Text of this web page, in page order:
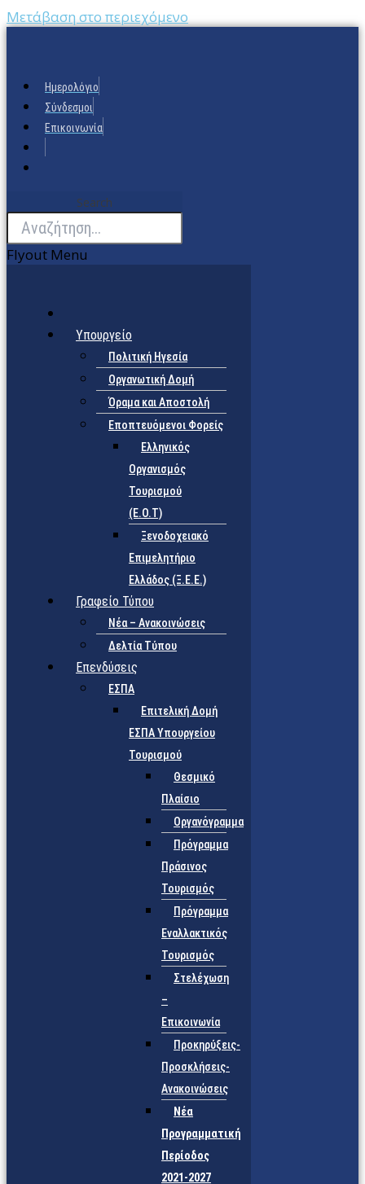
Μετάβαση στο περιεχόμενο
Ημερολόγιο
Σύνδεσμοι
Επικοινωνία
Search
Flyout Menu
Υπουργείο
Πολιτική Ηγεσία
Οργανωτική Δομή
Όραμα και Αποστολή
Εποπτευόμενοι Φορείς
Eλληνικός
Οργανισμός
Τουρισμού
(Ε.Ο.Τ)
Ξενοδοχειακό
Επιμελητήριο
Ελλάδος (Ξ.Ε.Ε.)
Γραφείο Τύπου
Νέα – Ανακοινώσεις
Δελτία Τύπου
Επενδύσεις
ΕΣΠΑ
Επιτελική Δομή
ΕΣΠΑ Υπουργείου
Τουρισμού
Θεσμικό
Πλαίσιο
Οργανόγραμμα
Πρόγραμμα
Πράσινος
Τουρισμός
Πρόγραμμα
Εναλλακτικός
Τουρισμός
Στελέχωση
–
Επικοινωνία
Προκηρύξεις-
Προσκλήσεις-
Ανακοινώσεις
Νέα
Προγραμματική
Περίοδος
2021-2027